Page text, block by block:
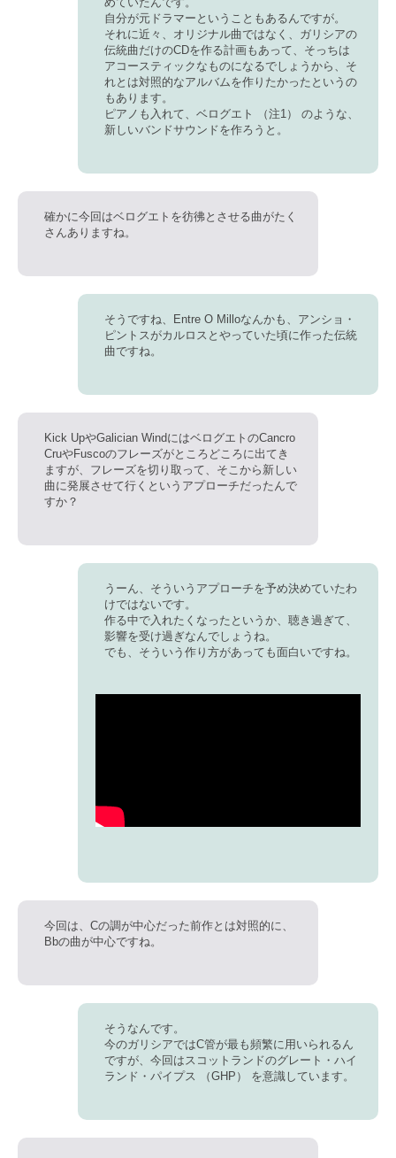
自分が元ドラマーということもあるんですが。
それに近々、オリジナル曲ではなく、ガリシアの
伝統曲だけのCDを作る計画もあって、そっちは
アコースティックなものになるでしょうから、そ
れとは対照的なアルバムを作りたかったというの
もあります。
ピアノも入れて、ベログエト （注1） のような、
新しいバンドサウンドを作ろうと。
確かに今回はベログエトを彷彿とさせる曲がたく
さんありますね。
そうですね、Entre O Milloなんかも、アンショ・
ピントスがカルロスとやっていた頃に作った伝統
曲ですね。
Kick UpやGalician WindにはベログエトのCancro
CruやFuscoのフレーズがところどころに出てき
ますが、フレーズを切り取って、そこから新しい
曲に発展させて行くというアプローチだったんで
すか？
うーん、そういうアプローチを予め決めていたわ
けではないです。
作る中で入れたくなったというか、聴き過ぎて、
影響を受け過ぎなんでしょうね。
でも、そういう作り方があっても面白いですね。
今回は、Cの調が中心だった前作とは対照的に、
Bbの曲が中心ですね。
そうなんです。
今のガリシアではC管が最も頻繁に用いられるん
ですが、今回はスコットランドのグレート・ハイ
ランド・パイプス （GHP） を意識しています。